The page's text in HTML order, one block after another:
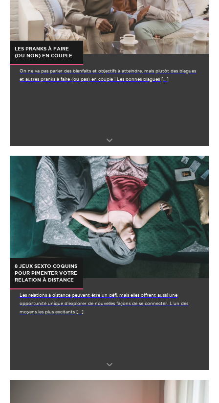
LES PRANKS À FAIRE
(OU NON) EN COUPLE
On ne va pas parler des bienfaits et objectifs à atteindre, mais plutôt des blagues
et autres pranks à faire (ou pas) en couple ! Les bonnes blagues […]
8 JEUX SEXTO COQUINS
POUR PIMENTER VOTRE
RELATION À DISTANCE
Les relations à distance peuvent être un défi, mais elles offrent aussi une
opportunité unique d’explorer de nouvelles façons de se connecter. L’un des
moyens les plus excitants […]